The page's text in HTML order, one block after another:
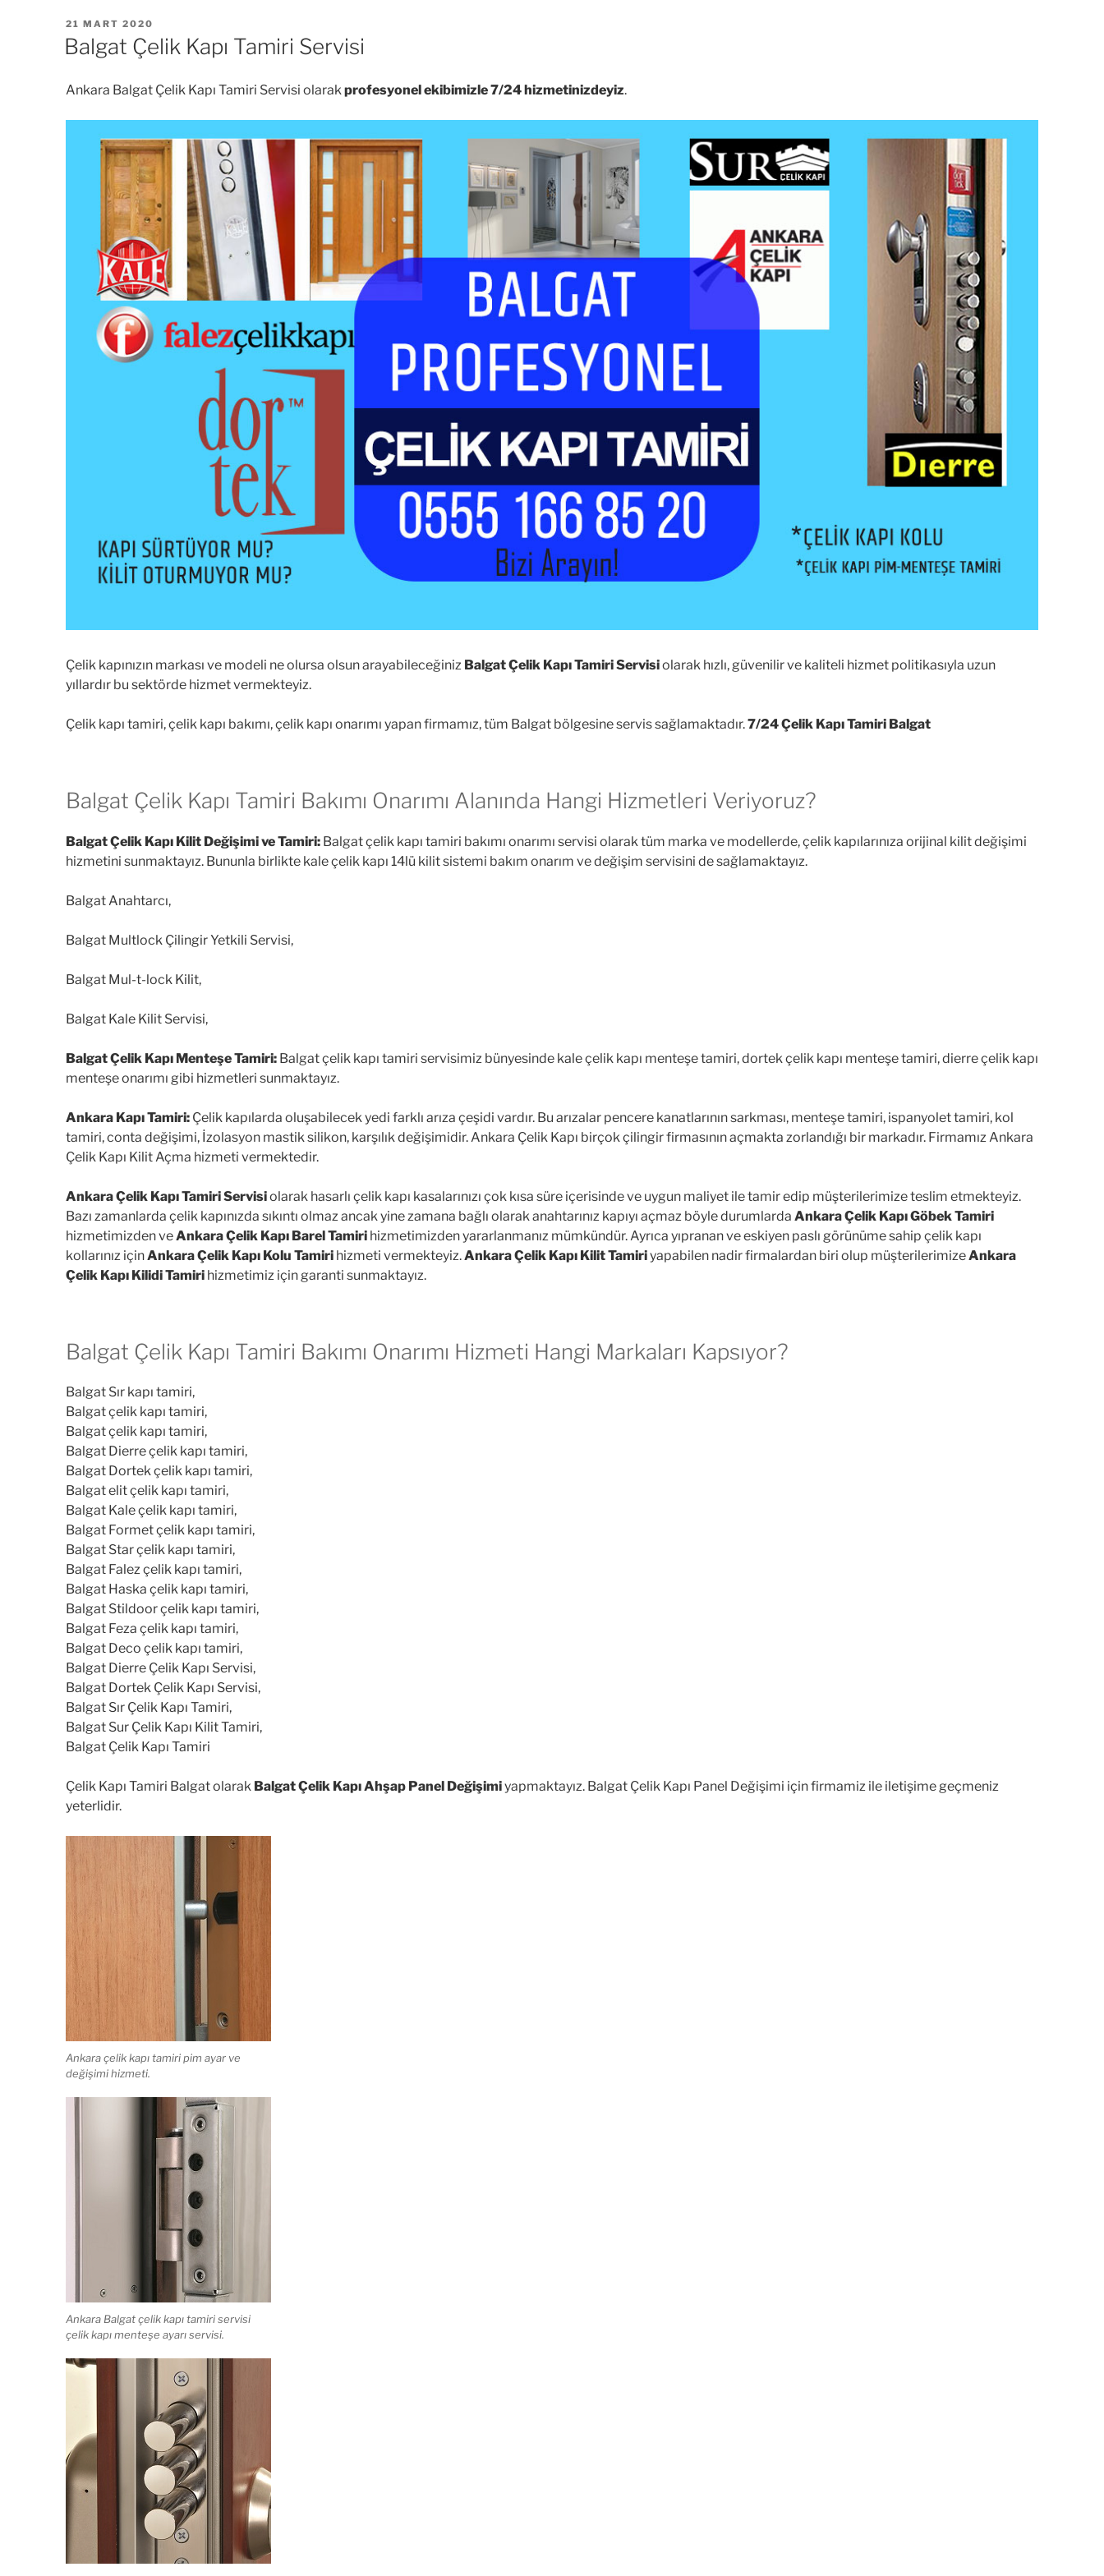
YAYIM
TARIHI
21 MART 2020
Balgat Çelik Kapı Tamiri Servisi
Ankara Balgat Çelik Kapı Tamiri Servisi olarak profesyonel ekibimizle 7/24 hizmetinizdeyiz.
Çelik kapınızın markası ve modeli ne olursa olsun arayabileceğiniz Balgat Çelik Kapı Tamiri Servisiolarak hızlı, güvenilir ve kaliteli hizmet politikasıyla uzun
yıllardır bu sektörde hizmet vermekteyiz.
Çelik kapı tamiri, çelik kapı bakımı, çelik kapı onarımı yapan firmamız, tüm Balgat bölgesine servis sağlamaktadır.7/24 Çelik Kapı Tamiri Balgat
Balgat Çelik Kapı Tamiri Bakımı Onarımı Alanında Hangi Hizmetleri Veriyoruz?
Balgat Çelik Kapı Kilit Değişimi ve Tamiri: Balgat çelik kapı tamiri bakımı onarımı servisi olarak tüm marka ve modellerde, çelik kapılarınıza orijinal kilit değişimi
hizmetini sunmaktayız. Bununla birlikte kale çelik kapı 14lü kilit sistemi bakım onarım ve değişim servisini de sağlamaktayız.
Balgat Anahtarcı,
Balgat Multlock Çilingir Yetkili Servisi,
Balgat Mul-t-lock Kilit,
Balgat Kale Kilit Servisi,
Balgat Çelik Kapı Menteşe Tamiri: Balgat çelik kapı tamiri servisimiz bünyesinde kale çelik kapı menteşe tamiri, dortek çelik kapı menteşe tamiri, dierre çelik kapı
menteşe onarımı gibi hizmetleri sunmaktayız.
Ankara Kapı Tamiri: Çelik kapılarda oluşabilecek yedi farklı arıza çeşidi vardır. Bu arızalar pencere kanatlarının sarkması, menteşe tamiri, ispanyolet tamiri, kol
tamiri, conta değişimi, İzolasyon mastik silikon, karşılık değişimidir. Ankara Çelik Kapı birçok çilingir firmasının açmakta zorlandığı bir markadır. Firmamız Ankara
Çelik Kapı Kilit Açma hizmeti vermektedir.
Ankara Çelik Kapı Tamiri Servisiolarak hasarlı çelik kapı kasalarınızı çok kısa süre içerisinde ve uygun maliyet ile tamir edip müşterilerimize teslim etmekteyiz.
Bazı zamanlarda çelik kapınızda sıkıntı olmaz ancak yine zamana bağlı olarak anahtarınız kapıyı açmaz böyle durumlarda Ankara Çelik Kapı Göbek Tamiri
hizmetimizden veAnkara Çelik Kapı Barel Tamiri hizmetimizden yararlanmanız mümkündür. Ayrıca yıpranan ve eskiyen paslı görünüme sahip çelik kapı
kollarınız içinAnkara Çelik Kapı Kolu Tamiri hizmeti vermekteyiz.Ankara Çelik Kapı Kilit Tamiriyapabilen nadir firmalardan biri olup müşterilerimizeAnkara
Çelik Kapı Kilidi Tamiri hizmetimiz için garanti sunmaktayız.
Balgat Çelik Kapı Tamiri Bakımı Onarımı Hizmeti Hangi Markaları Kapsıyor?
Balgat Sır kapı tamiri,
Balgat çelik kapı tamiri,
Balgat çelik kapı tamiri,
Balgat Dierre çelik kapı tamiri,
Balgat Dortek çelik kapı tamiri,
Balgat elit çelik kapı tamiri,
Balgat Kale çelik kapı tamiri,
Balgat Formet çelik kapı tamiri,
Balgat Star çelik kapı tamiri,
Balgat Falez çelik kapı tamiri,
Balgat Haska çelik kapı tamiri,
Balgat Stildoor çelik kapı tamiri,
Balgat Feza çelik kapı tamiri,
Balgat Deco çelik kapı tamiri,
Balgat Dierre Çelik Kapı Servisi,
Balgat Dortek Çelik Kapı Servisi,
Balgat Sır Çelik Kapı Tamiri,
Balgat Sur Çelik Kapı Kilit Tamiri,
Balgat Çelik Kapı Tamiri
Çelik Kapı Tamiri Balgat olarak Balgat Çelik Kapı Ahşap Panel Değişimiyapmaktayız. Balgat Çelik Kapı Panel Değişimi için firmamiz ile iletişime geçmeniz
yeterlidir.
Ankara çelik kapı tamiri pim ayar ve
değişimi hizmeti.
Ankara Balgat çelik kapı tamiri servisi
çelik kapı menteşe ayarı servisi.